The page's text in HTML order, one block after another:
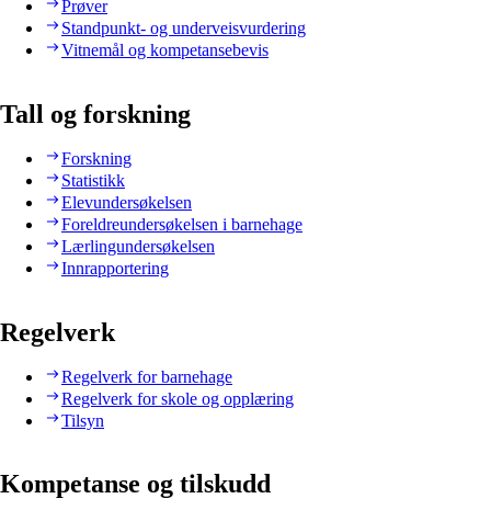
Prøver
Standpunkt- og underveisvurdering
Vitnemål og kompetansebevis
Tall og forskning
Forskning
Statistikk
Elevundersøkelsen
Foreldreundersøkelsen i barnehage
Lærlingundersøkelsen
Innrapportering
Regelverk
Regelverk for barnehage
Regelverk for skole og opplæring
Tilsyn
Kompetanse og tilskudd